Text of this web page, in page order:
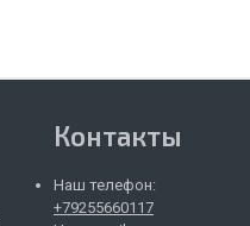
Контакты
Наш телефон:
+79255660117